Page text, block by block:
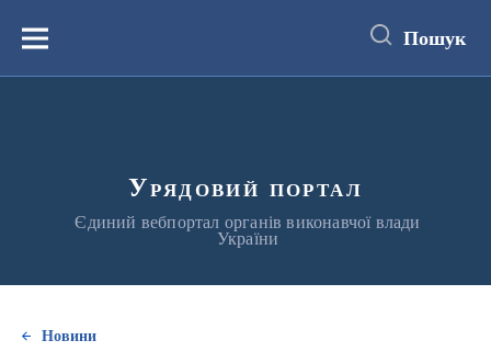
вмістуМеню Пошук
Урядовий портал
Єдиний вебпортал органів виконавчої влади
України
Новини